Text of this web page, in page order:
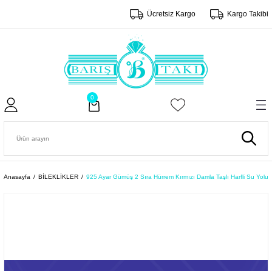
Ücretsiz Kargo Kargo Takibi
0
Anasayfa BİLEKLİKLER 925 Ayar Gümüş 2 Sıra Hürrem Kırmızı Damla Taşlı Harfli Su Yolu